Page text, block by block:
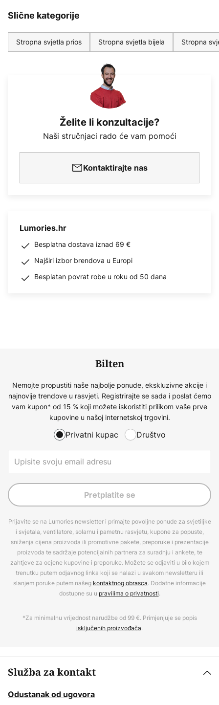
Slične kategorije
Stropna svjetla prios Stropna svjetla bijela Stropna
Želite li konzultacije?
Naši stručnjaci rado će vam pomoći
Kontaktirajte nas
Lumories.hr
Besplatna dostava iznad 69 €
Najširi izbor brendova u Europi
Besplatan povrat robe u roku od 50 dana
Bilten
Nemojte propustiti naše najbolje ponude, ekskluzivne akcije i
najnovije trendove u rasvjeti. Registrirajte se sada i poslat ćemo
vam kupon* od 15 % koji možete iskoristiti prilikom vaše prve
kupovine u našoj internetskoj trgovini.
Privatni kupac Društvo
Pretplatite se
Prijavite se na Lumories newsletter i primajte povoljne ponude za svjetiljke
i svjetala, ventilatore, solarnu i pametnu rasvjetu, kupone za popuste,
sniženja cijena proizvoda ili promotivne pakete, preporuke i prezentacije
proizvoda te sadržaje potencijalnih partnera za suradnju i ankete, te
zahtjeve za ocjene kupovine i preporuke. Možete se odjaviti u bilo kojem
trenutku putem odjavnog linka koji se nalazi u svakom newsletteru ili
slanjem poruke putem našeg kontaktnog obrasca. Dodatne informacije
dostupne su u pravilima o privatnosti.
*Za minimalnu vrijednost narudžbe od 99 €. Primjenjuje se popis
isključenih proizvođača.
Služba za kontakt
Odustanak od ugovora